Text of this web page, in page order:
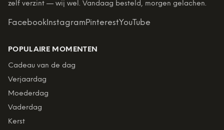
zelf verzint — wij wel. Vandaag besteld, morgen gelachen.
Facebook InstagramPinterestYouTube
POPULAIRE MOMENTEN
Cadeau van de dag
Verjaardag
Moederdag
Vaderdag
Kerst